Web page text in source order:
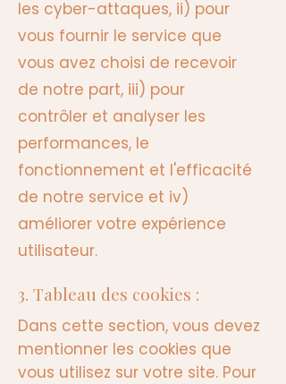
les cyber-attaques, ii) pour
vous fournir le service que
vous avez choisi de recevoir
de notre part, iii) pour
contrôler et analyser les
performances, le
fonctionnement et l'efficacité
de notre service et iv)
améliorer votre expérience
utilisateur.
3. Tableau des cookies :
Dans cette section, vous devez
mentionner les cookies que
vous utilisez sur votre site. Pour